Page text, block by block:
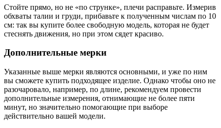
Стойте прямо, но не «по струнке», плечи расправьте. Измерив
обхваты талии и груди, прибавьте к полученным числам по 10
см: так вы купите более свободную модель, которая не будет
стеснять движения, но при этом сядет красиво.
Дополнительные мерки
Указанные выше мерки являются основными, и уже по ним
вы сможете купить подходящее изделие. Однако чтобы оно не
разочаровало, например, по длине, рекомендуем провести
дополнительные измерения, отнимающие не более пяти
минут, но значительно помогающие при выборе
действительно вашей модели.